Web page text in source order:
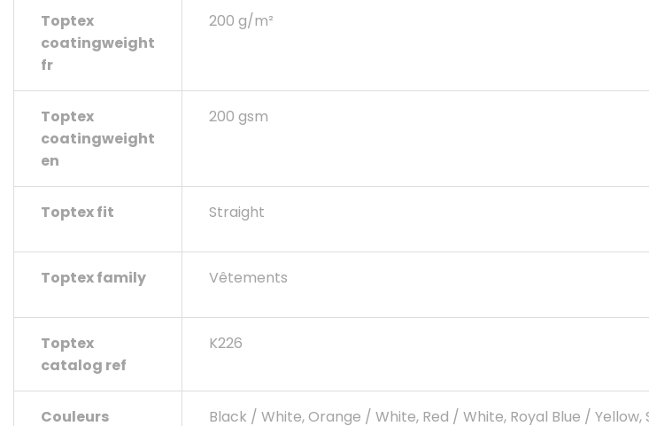
Toptex
coatingweight
fr
200 g/m²
Toptex
coatingweight
en
200 gsm
Toptex fit Straight
Toptex family Vêtements
Toptex
catalog ref
K226
Couleurs Black / White, Orange / White, Red / White, Royal Blue /